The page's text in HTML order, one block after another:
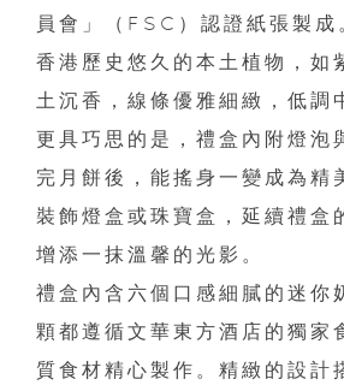
員會」（FSC）認證紙張製成
香港歷史悠久的本土植物，如
土沉香，線條優雅細緻，低調
更具巧思的是，禮盒內附燈泡
完月餅後，能搖身一變成為精
裝飾燈盒或珠寶盒，延續禮盒
增添一抹溫馨的光影。
禮盒內含六個口感細膩的迷你
顆都遵循文華東方酒店的獨家
質食材精心製作。精緻的設計